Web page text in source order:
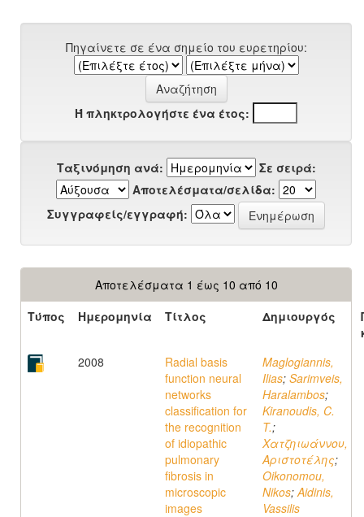
Πηγαίνετε σε ένα σημείο του ευρετηρίου:
Ή πληκτρολογήστε ένα έτος:
Ταξινόμηση ανά:
Σε σειρά:
Αποτελέσματα/σελίδα:
Συγγραφείς/εγγραφή:
Αποτελέσματα 1 έως 10 από 10
Τύπος
Ημερομηνία Τίτλος Δημιουργός
2008
Radial basis
function neural
networks
classification for
the recognition
of idiopathic
pulmonary
fibrosis in
microscopic
images
Maglogiannis,
Ilias; Sarimveis,
Haralambos;
Kiranoudis, C.
T.;
Χατζηιωάννου,
Αριστοτέλης;
Oikonomou,
Nikos;Aidinis,
Vassilis